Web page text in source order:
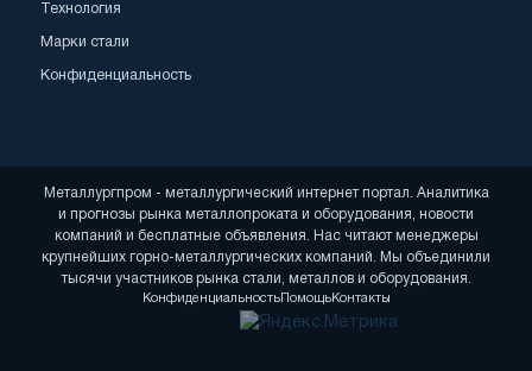
Технология
Марки стали
Конфиденциальность
Металлургпром - металлургический интернет портал. Аналитика
и прогнозы рынка металлопроката и оборудования, новости
компаний и бесплатные объявления. Нас читают менеджеры
крупнейших горно-металлургических компаний. Мы объединили
тысячи участников рынка стали, металлов и оборудования.
КонфиденциальностьПомощьКонтакты